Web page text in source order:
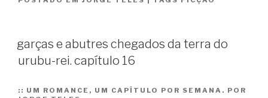
abutres
terra
do
rei.
garças e abutres chegados da terra do
urubu-rei. capítulo 16
:: UM ROMANCE, UM CAPÍTULO POR SEMANA. POR